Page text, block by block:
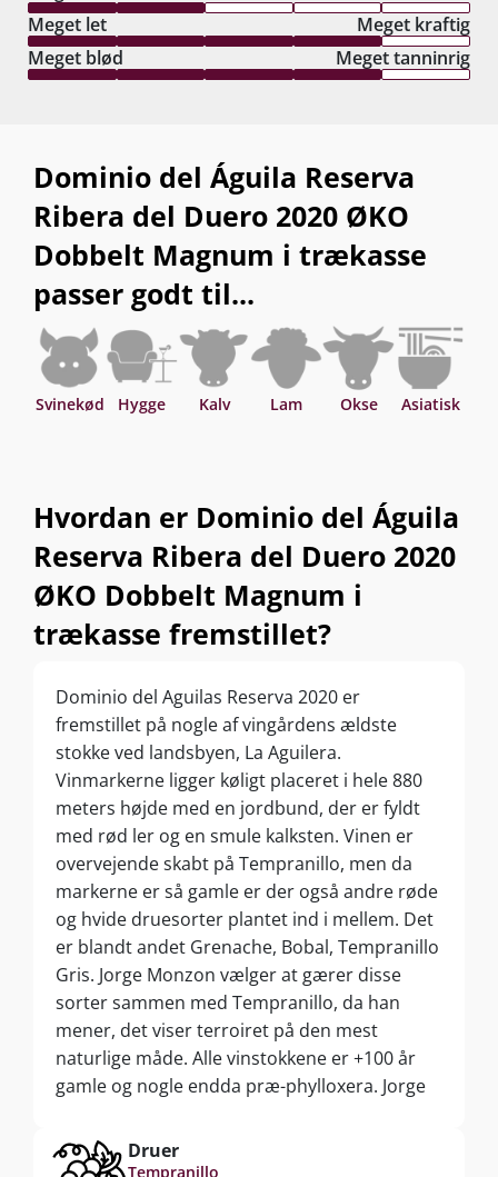
kalket mineralske noter, delikate fadkrydderier og
lag-på-lag af bærnuancer. 2020-årgangen er en
stærk kandidat til den bedste årgang til dato for
Meget let
Meget kraftig
Meget blød
Meget tanninrig
Dominio del Águila Reserva
Ribera del Duero 2020 ØKO
Dobbelt Magnum i trækasse
passer godt til...
Svinekød Hygge Kalv Lam Okse Asiatisk
Hvordan er Dominio del Águila
Reserva Ribera del Duero 2020
ØKO Dobbelt Magnum i
trækasse fremstillet?
Dominio del Aguilas Reserva 2020 er
fremstillet på nogle af vingårdens ældste
stokke ved landsbyen, La Aguilera.
Vinmarkerne ligger køligt placeret i hele 880
meters højde med en jordbund, der er fyldt
med rød ler og en smule kalksten. Vinen er
overvejende skabt på Tempranillo, men da
markerne er så gamle er der også andre røde
og hvide druesorter plantet ind i mellem. Det
er blandt andet Grenache, Bobal, Tempranillo
Gris. Jorge Monzon vælger at gærer disse
sorter sammen med Tempranillo, da han
mener, det viser terroiret på den mest
naturlige måde. Alle vinstokkene er +100 år
gamle og nogle endda præ-phylloxera. Jorge
(certificeret) og er i gang med omlægge til
biodynamisk produktion.
Druer
Tempranillo